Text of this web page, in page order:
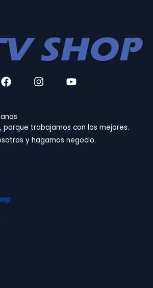
F
a
b
o
o
k
I
n
g
r
a
Y
o
b
e
porque trabajamos con los mejores.
y hagamos negocio.